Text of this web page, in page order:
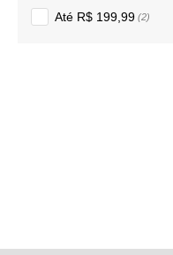
Até R$ 199,99 (2)